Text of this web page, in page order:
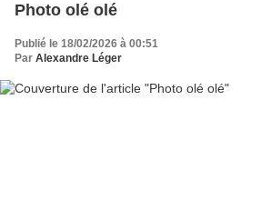
Photo olé olé
Publié le 18/02/2026 à 00:51
Par Alexandre Léger